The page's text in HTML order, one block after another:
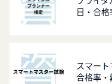
目・合
スマー
合格率